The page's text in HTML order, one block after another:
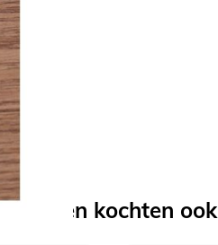
Anderen kochten ook